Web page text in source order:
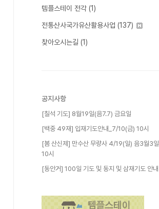
템플스테이 전각 (1)
전통산사국가유산활용사업 (137)
찾아오시는길 (1)
공지사항
[칠석 기도] 8월19일(음7.7) 금요일
[백중 49재] 입재기도안내_7/10(금) 10시
[봄 산신제] 만수산 무량사 4/19(일) 음3월3일
10시
[동안거] 100일 기도 및 동지 및 삼재기도 안내